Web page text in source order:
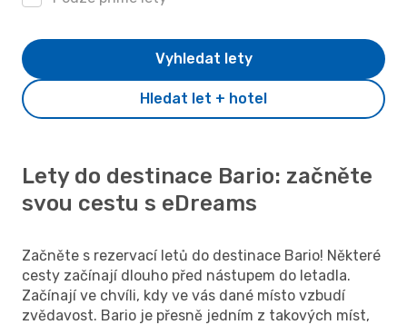
Hledat let + hotel
Vyhledat lety
Lety do destinace Bario: začněte
svou cestu s eDreams
Začněte s rezervací letů do destinace Bario! Některé
cesty začínají dlouho před nástupem do letadla.
Začínají ve chvíli, kdy ve vás dané místo vzbudí
zvědavost. Bario je přesně jedním z takových míst,